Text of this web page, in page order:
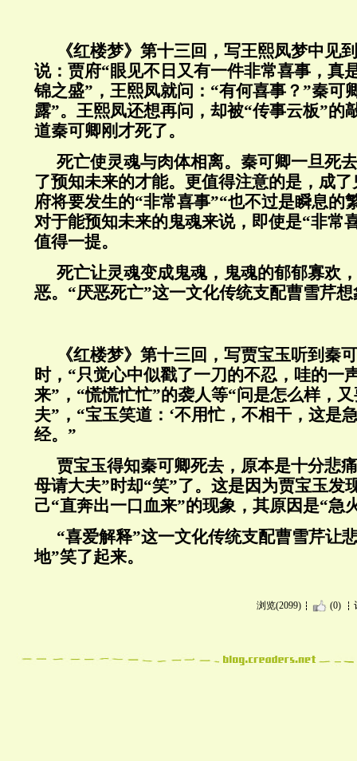
《红楼梦》第十三回，写王熙凤梦中见
说：贾府“眼见不日又有一件非常喜事，真
锦之盛”，王熙凤就问：“有何喜事？”秦可
露”。王熙凤还想再问，却被“传事云板”的
道秦可卿刚才死了。
死亡使灵魂与肉体相离。秦可卿一旦死
了预知未来的才能。更值得注意的是，成
府将要发生的“非常喜事”“也不过是瞬息的
对于能预知未来的鬼魂来说，即使是“非常
值得一提。
死亡让灵魂变成鬼魂，鬼魂的郁郁寡欢
恶。“厌恶死亡”这一文化传统支配曹雪芹
《红楼梦》第十三回，写贾宝玉听到秦
时，“只觉心中似戳了一刀的不忍，哇的一
来”，“慌慌忙忙”的袭人等“问是怎么样，
夫”，“宝玉笑道：‘不用忙，不相干，这是
经。”
贾宝玉得知秦可卿死去，原本是十分悲
母请大夫”时却“笑”了。这是因为贾宝玉发
己“直奔出一口血来”的现象，其原因是“急
“喜爱解释”这一文化传统支配曹雪芹让
地”笑了起来。
浏览(2099) (0)